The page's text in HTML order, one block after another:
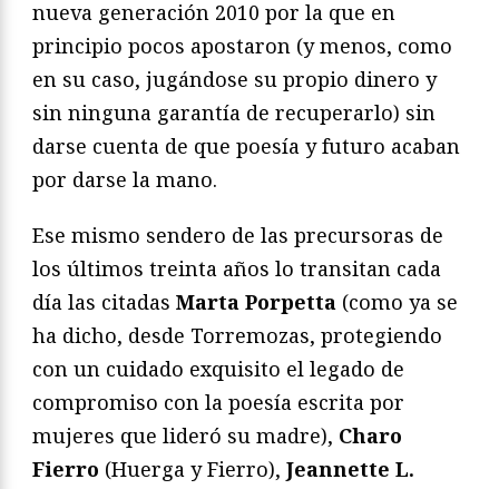
nueva generación 2010 por la que en
principio pocos apostaron (y menos, como
en su caso, jugándose su propio dinero y
sin ninguna garantía de recuperarlo) sin
darse cuenta de que poesía y futuro acaban
por darse la mano.
Ese mismo sendero de las precursoras de
los últimos treinta años lo transitan cada
día las citadas Marta Porpetta (como ya se
ha dicho, desde Torremozas, protegiendo
con un cuidado exquisito el legado de
compromiso con la poesía escrita por
mujeres que lideró su madre), Charo
Fierro (Huerga y Fierro), Jeannette L.